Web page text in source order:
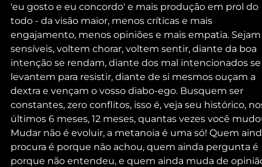
'eu gosto e eu concordo' e mais produção em prol do
todo - da visão maior, menos críticas e mais
engajamento, menos opiniões e mais empatia.
sensíveis, voltem chorar, voltem sentir, diante da boa
intenção se rendam, diante dos mal intencionados
levantem para resistir, diante de si mesmos ouçam a
dextra e vençam o vosso diabo-ego. Busquem ser
constantes, zero conflitos, isso é, veja seu histórico,
últimos 6 meses, 12 meses, quantas vezes você
Mudar não é evoluir, a metanoia é uma só! Quem
procura é porque não achou, quem ainda pergunta é
porque não entendeu, e quem ainda muda de